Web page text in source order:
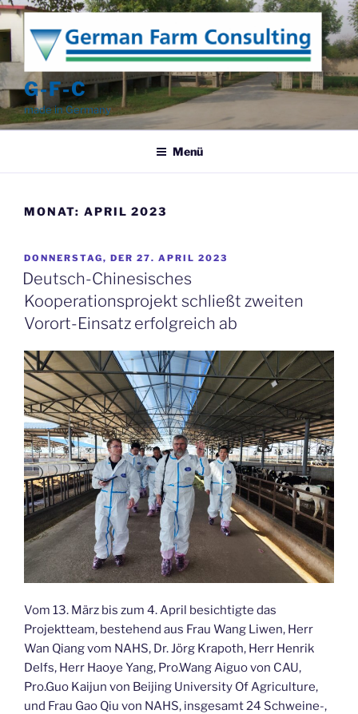
Zum
Inhalt
springen
G-F-C
made in Germany
Menü
MONAT: APRIL 2023
VERÖFFENTLICHT
AM
DONNERSTAG, DER 27. APRIL 2023
Deutsch-Chinesisches
Kooperationsprojekt schließt zweiten
Vorort-Einsatz erfolgreich ab
Vom 13. März bis zum 4. April besichtigte das
Projektteam, bestehend aus Frau Wang Liwen, Herr
Wan Qiang vom NAHS, Dr. Jörg Krapoth, Herr Henrik
Delfs, Herr Haoye Yang, Pro.Wang Aiguo von CAU,
Pro.Guo Kaijun von Beijing University Of Agriculture,
und Frau Gao Qiu von NAHS, insgesamt 24 Schweine-,